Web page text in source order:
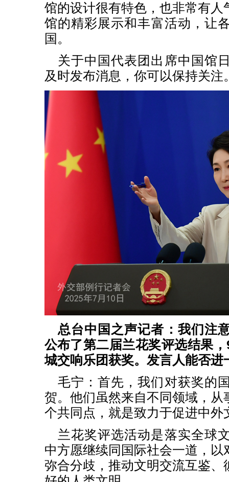
馆的设计很有特色，也非常有人
馆的精彩展示和丰富活动，让
国。
关于中国代表团出席中国馆
及时发布消息，你可以保持关注
总台中国之声记者：我们注
公布了第二届兰花奖评选结果
城交响乐团获奖。发言人能否进
毛宁：首先，我们对获奖的
贺。他们虽然来自不同领域，从
个共同点，就是致力于促进中外
兰花奖评选活动是落实全球
中方愿继续同国际社会一道，以
弥合分歧，推动文明交流互鉴、